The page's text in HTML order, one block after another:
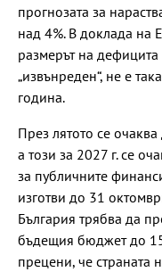
прогнозата за
над 4%. В доклада на
размерът на
„извънреден“, не е
година.
През лятото се
а този за 2027 г. се
за публичните
изготви до 31
България трябва да
бъдещия бюджет до
прецени, че страната